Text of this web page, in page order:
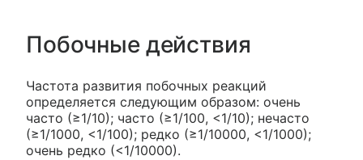
Побочные действия
Частота развития побочных реакций
определяется следующим образом: очень
часто (≥1/10); часто (≥1/100, <1/10); нечасто
(≥1/1000, <1/100); редко (≥1/10000, <1/1000);
очень редко (<1/10000).